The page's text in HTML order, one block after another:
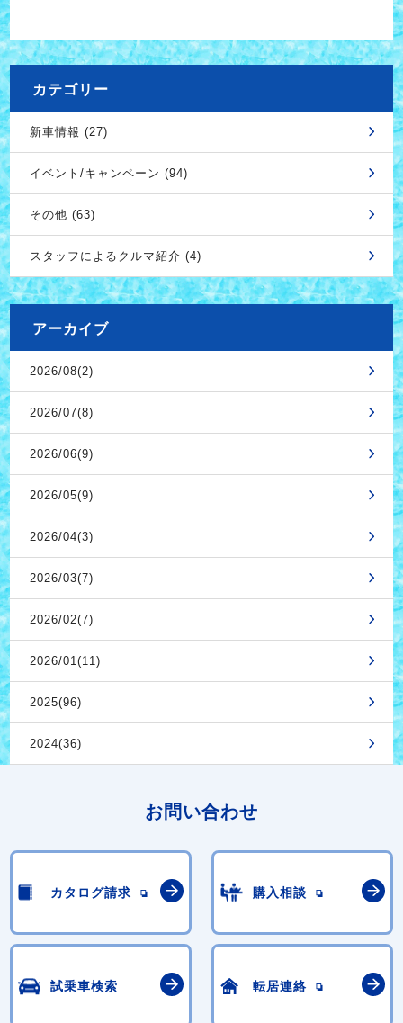
カテゴリー
新車情報 (27)
イベント/キャンペーン (94)
その他 (63)
スタッフによるクルマ紹介 (4)
アーカイブ
2026/08(2)
2026/07(8)
2026/06(9)
2026/05(9)
2026/04(3)
2026/03(7)
2026/02(7)
2026/01(11)
2025(96)
2024(36)
お問い合わせ
カタログ請求 購入相談
試乗車検索 転居連絡